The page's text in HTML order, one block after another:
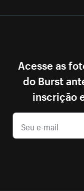
Acesse as
do Burst
inscrição